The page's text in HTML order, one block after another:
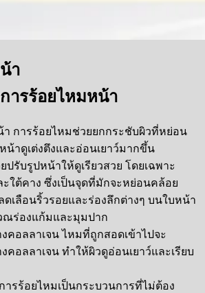
า
ารร้อยไหมหน้า
า การร้อยไหมช่วยยกกระชับผิวที่หย่อน
น้าดูเต่งตึงและอ่อนเยาว์มากขึ้น
ปรับรูปหน้าให้ดูเรียวสวย โดยเฉพาะ
ใต้คาง ซึ่งเป็นจุดที่มักจะหย่อนคล้อย
ดเลือนริ้วรอยและร่องลึกต่างๆ บนใบหน้า
ณร่องแก้มและมุมปาก
คอลลาเจน ไหมที่ถูกสอดเข้าไปจะ
คอลลาเจน ทำให้ผิวดูอ่อนเยาว์และเรียบ
ารร้อยไหมเป็นกระบวนการที่ไม่ต้อง